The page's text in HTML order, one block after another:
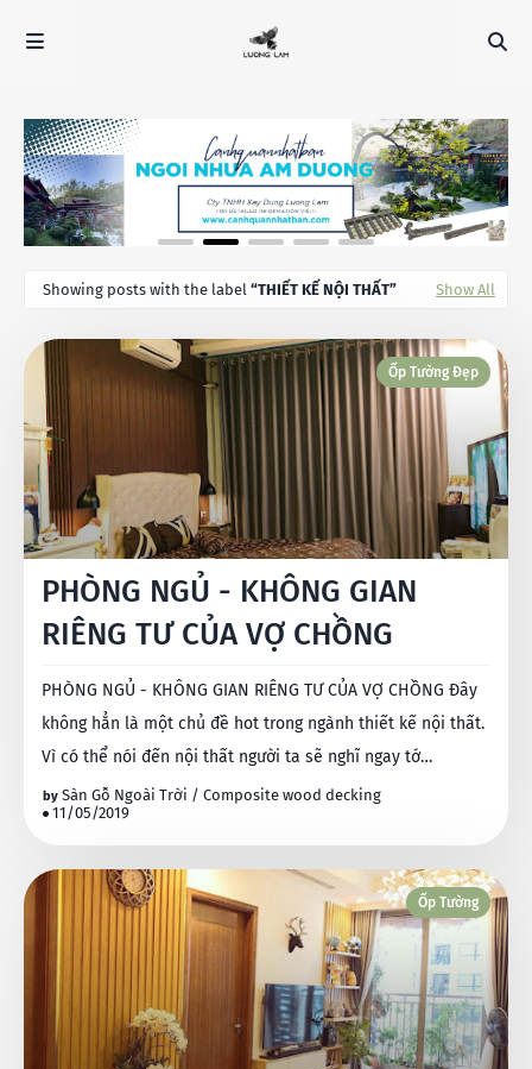
Showing posts with the label THIẾT KẾ NỘI THẤT Show All
Ốp Tường Đẹp
PHÒNG NGỦ - KHÔNG GIAN
RIÊNG TƯ CỦA VỢ CHỒNG
PHÒNG NGỦ - KHÔNG GIAN RIÊNG TƯ CỦA VỢ CHỒNG Đây
không hẳn là một chủ đề hot trong ngành thiết kế nội thất.
Vì có thể nói đến nội thất người ta sẽ nghĩ ngay tớ…
Sàn Gỗ Ngoài Trời / Composite wood decking
11/05/2019
Ốp Tường